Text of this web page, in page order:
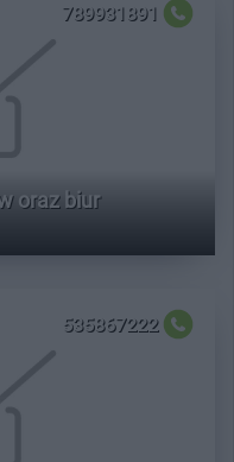
789931891
oraz biur
535867222